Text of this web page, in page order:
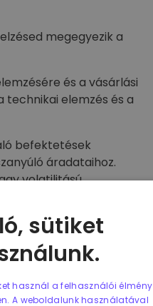
megegyezik a
és a vásárlási
elemzés és a
befektetések
áradataihoz.
volatilitású
arra, hogy a
akkor érdemes
politikai és
a bruttó hazai
megalapozott
sütiket
használ a felhasználói élmény
A weboldalunk használatával